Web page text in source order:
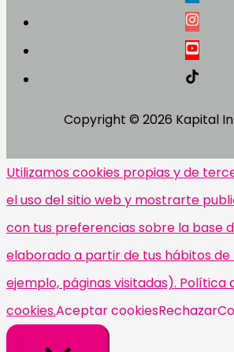
Copyright © 2026 Kapital
Utilizamos cookies propias y de
el uso del sitio web y mostrarte
con tus preferencias sobre la base
elaborado a partir de tus hábitos
ejemplo, páginas visitadas). Política
cookies.Aceptar cookiesRechazar